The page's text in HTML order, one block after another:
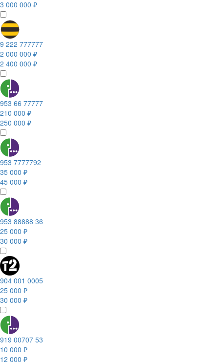
3 000 000 ₽
9 222 777777
2 000 000 ₽
2 400 000 ₽
953 66 77777
210 000 ₽
250 000 ₽
953 7777792
35 000 ₽
45 000 ₽
953 88888 36
25 000 ₽
30 000 ₽
904 001 0005
25 000 ₽
30 000 ₽
919 00707 53
10 000 ₽
12 000 ₽